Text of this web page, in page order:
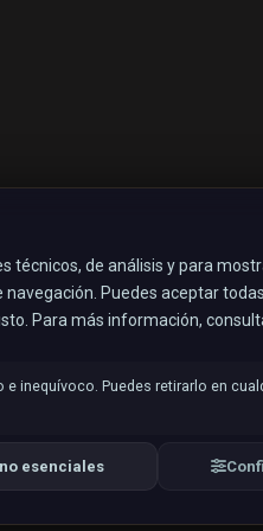
técnicos, de análisis y para
Puedes aceptar
Para más información,
inequívoco. Puedes retirarlo en
esenciales